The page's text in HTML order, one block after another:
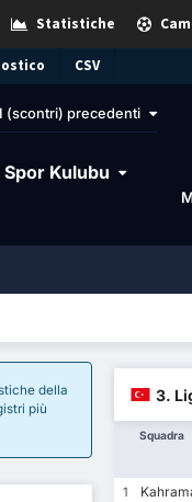
Statistiche
CSV
(scontri) precedenti
Kulubu
della
più
3.
Squadra
1